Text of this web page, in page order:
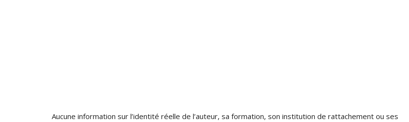
Aucune information sur l’identité réelle de l’auteur, sa formation, son institution de rattachement ou ses